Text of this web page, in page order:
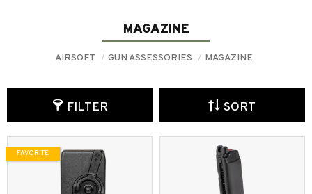
MAGAZINE
AIRSOFT GUN ASSESSORIES MAGAZINE
FILTER SORT
FAVORITE